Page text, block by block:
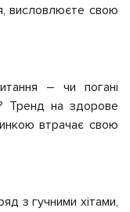
висловлюєте свою
– чи погані
Тренд на здорове
втрачає свою
з гучними хітами,